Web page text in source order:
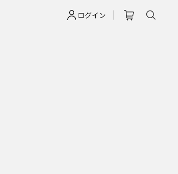
ログイン